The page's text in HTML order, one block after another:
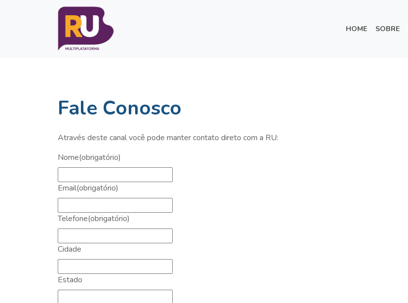
HOME SOBRE
Fale Conosco
Através deste canal você pode manter contato direto com a RU:
Nome(obrigatório)
Email(obrigatório)
Telefone(obrigatório)
Cidade
Estado